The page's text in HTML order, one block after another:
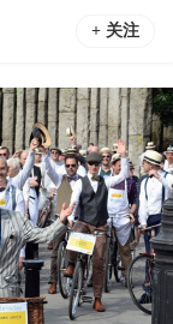
+ 关注